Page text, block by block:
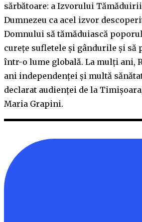
sărbătoare: a Izvorului
Dumnezeu ca acel izvor
Domnului să tămăduiască
curețe sufletele și gândurile și să
într-o lume globală. La mulți ani,
ani independenței și multă
declarat audienței de la
Maria Grapini.